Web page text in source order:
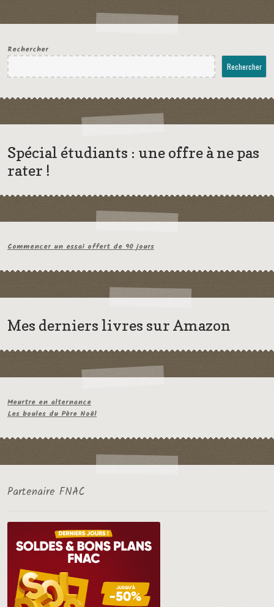
Rechercher
Rechercher
Spécial étudiants : une offre à ne pas
rater !
Commencer un essai offert de 90 jours
Mes derniers livres sur Amazon
Meurtre en alternance
Les boules du Père Noël
Partenaire FNAC